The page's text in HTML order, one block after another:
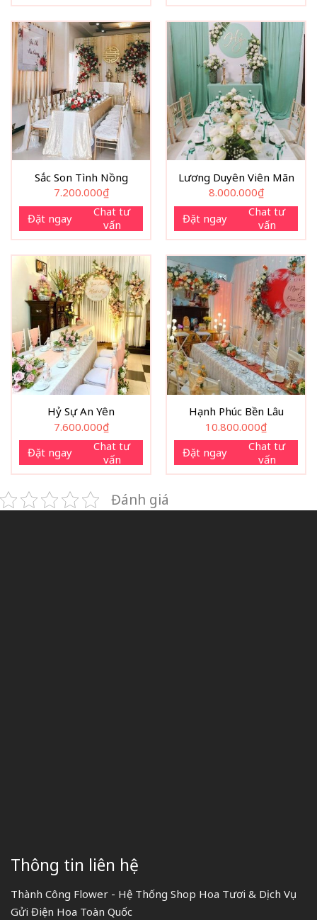
Sắc Son Tình Nồng
7.200.000₫
Đặt ngay
Chat tư
vấn
Lương Duyên Viên Mãn
8.000.000₫
Đặt ngay
Chat tư
vấn
Hỷ Sự An Yên
7.600.000₫
Đặt ngay
Chat tư
vấn
Hạnh Phúc Bền Lâu
10.800.000₫
Đặt ngay
Chat tư
vấn
Đánh giá
Thông tin liên hệ
Thành Công Flower - Hệ Thống Shop Hoa Tươi & Dịch Vụ
Gửi Điện Hoa Toàn Quốc